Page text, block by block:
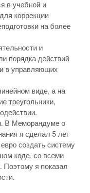
в учебной и
коррекции
на более
и
порядка действий
в управляющих
виде, а на
треугольники,
В Меморандуме о
я сделал 5 лет
создать систему
коде, со всеми
я показал